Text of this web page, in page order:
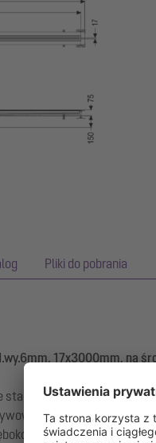
Pliki do pobrania
17x3000mm, na
stali nierdzewnej o
ze stali nierdzewnej.
6 mm, wygięty 50